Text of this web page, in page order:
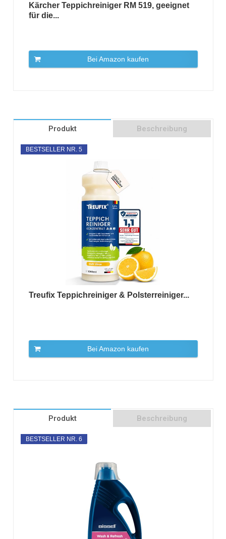
Kärcher Teppichreiniger RM 519, geeignet
für die...
Bei Amazon kaufen
Produkt Beschreibung
BESTSELLER NR. 5
Treufix Teppichreiniger & Polsterreiniger...
Bei Amazon kaufen
Produkt Beschreibung
BESTSELLER NR. 6